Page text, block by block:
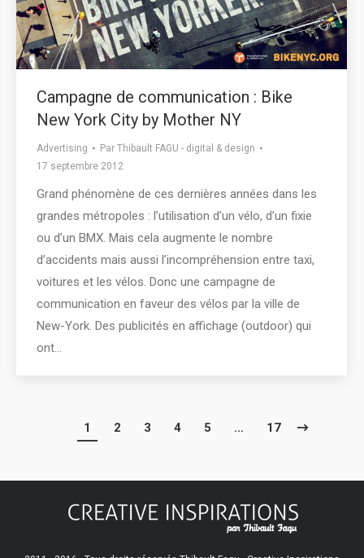
Campagne de communication : Bike
New York City by Mother NY
Advertising Par Thibault FAGU - digital & design
17 septembre 2012
Grand phénomène de ces dernières années dans les
grandes métropoles : l’utilisation d’un vélo, d’un fixie
ou d’un BMX. Mais cela augmente le nombre
d’accidents mais aussi l’incompréhension entre taxi,
voitures et les vélos. Donc une campagne de
communication en faveur des vélos par la ville de
New-York. Des publicités en affichage (outdoor) qui
ont…
1 2 3 4 5 … 17